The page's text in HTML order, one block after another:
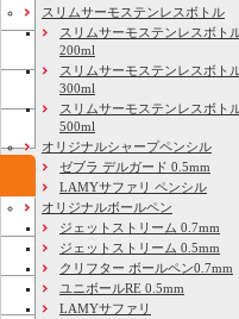
スリムサーモステンレスボトル
スリムサーモステンレスボト
200ml
スリムサーモステンレスボト
300ml
スリムサーモステンレスボト
500ml
オリジナルシャープペンシル
ゼブラ デルガード 0.5mm
LAMYサファリ ペンシル
オリジナルボールペン
ジェットストリーム 0.7mm
ジェットストリーム 0.5mm
クリフター ボールペン0.7mm
ユニボールRE 0.5mm
LAMYサファリ